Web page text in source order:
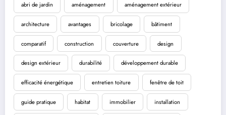
abri de jardin aménagement aménagement extérieur
architecture avantages bricolage bâtiment
comparatif construction couverture design
design extérieur durabilité développement durable
efficacité énergétique entretien toiture fenêtre de toit
guide pratique habitat immobilier installation